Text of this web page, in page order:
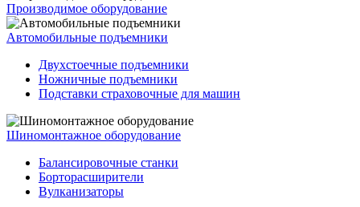
Производимое оборудование
Автомобильные подъемники
Двухстоечные подъемники
Ножничные подъемники
Подставки страховочные для машин
Шиномонтажное оборудование
Балансировочные станки
Борторасширители
Вулканизаторы